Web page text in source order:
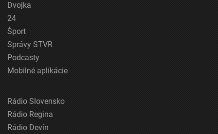
Dvojka
24
Šport
Správy STVR
Podcasty
Mobilné aplikácie
Rádio Slovensko
Rádio Regina
Rádio Devín